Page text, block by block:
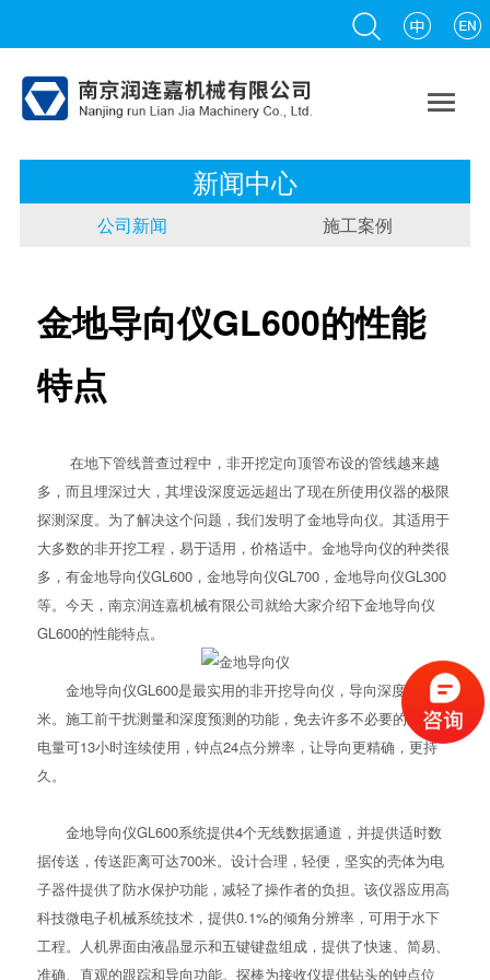

新闻中心
公司新闻 施工案例
金地导向仪GL600的性能
特点
在地下管线普查过程中，非开挖定向顶管布设的管线越来越
多，而且埋深过大，其埋设深度远远超出了现在所使用仪器的极限
探测深度。为了解决这个问题，我们发明了金地导向仪。其适用于
大多数的非开挖工程，易于适用，价格适中。金地导向仪的种类很
多，有金地导向仪GL600，金地导向仪GL700，金地导向仪GL300
等。今天，南京润连嘉机械有限公司就给大家介绍下金地导向仪
GL600的性能特点。
金地导向仪GL600是最实用的非开挖导向仪，导向深度为25
米。施工前干扰测量和深度预测的功能，免去许多不必要的麻烦，
电量可13小时连续使用，钟点24点分辨率，让导向更精确，更持
久。
金地导向仪GL600系统提供4个无线数据通道，并提供适时数
据传送，传送距离可达700米。设计合理，轻便，坚实的壳体为电
子器件提供了防水保护功能，减轻了操作者的负担。该仪器应用高
科技微电子机械系统技术，提供0.1%的倾角分辨率，可用于水下
工程。人机界面由液晶显示和五键键盘组成，提供了快速、简易、
准确、直观的跟踪和导向功能。探棒为接收仪提供钻头的钟点位